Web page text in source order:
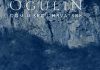
Copyright © 2018. Grad